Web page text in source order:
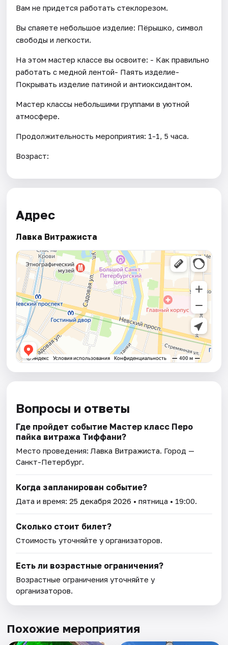
Вам не придется работать стеклорезом.
Вы спаяете небольшое изделие: Пёрышко, символ
свободы и легкости.
На этом мастер классе вы освоите: - Как правильно
работать с медной лентой- Паять изделие-
Покрывать изделие патиной и антиоксидантом.
Мастер классы небольшими группами в уютной
атмосфере.
Продолжительность мероприятия: 1-1, 5 часа.
Возраст:
Адрес
Лавка Витражиста
Вопросы и ответы
Где пройдет событие Мастер класс Перо
пайка витража Тиффани?
Место проведения:Лавка Витражиста. Город —
Санкт-Петербург.
Когда запланирован событие?
Дата и время:25 декабря 2026 • пятница • 19:00.
Сколько стоит билет?
Стоимость уточняйте у организаторов.
Есть ли возрастные ограничения?
Возрастные ограничения уточняйте у
организаторов.
Похожие мероприятия